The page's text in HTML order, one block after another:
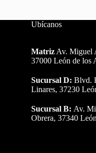
Ubícanos
MatrizAv. Miguel
37000 León de los
Sucursal D: Blvd.
Linares, 37230
Sucursal B: Av.
Obrera, 37340